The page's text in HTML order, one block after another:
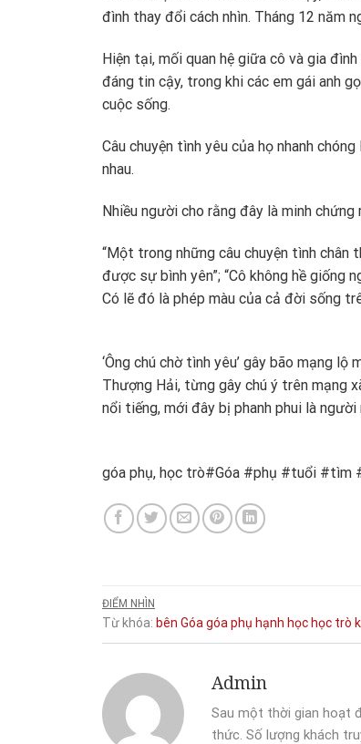
đình thay đổi cách nhìn. Tháng 12 năm
Hiện tại, mối quan hệ giữa cô và gia
đáng tin cậy, trong khi các em gái anh
cuộc sống.
Câu chuyện tình yêu của họ nhanh
nhau.
Nhiều người cho rằng đây là minh
“Một trong những câu chuyện tình
được sự bình yên”; “Cô không hề giống
Có lẽ đó là phép màu của cả đời sống
‘Ông chú chờ tình yêu’ gây bão mạng
Thượng Hải, từng gây chú ý trên mạng
nổi tiếng, mới đây bị phanh phui là
góa phụ, học trò#Góa #phụ #tuổi
ĐIỂM NHÌN
Từ khóa: bên Góa góa phụ hạnh học học trò
Admin
Sau một thời gian hoạt
thức. Số lượng khách